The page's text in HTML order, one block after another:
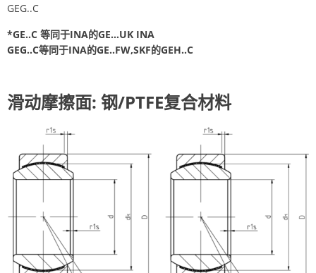
GEG..C
*GE..C 等同于INA的GE…UK INA
GEG..C等同于INA的GE..FW,SKF的GEH..C
滑动摩擦面: 钢/PTFE复合材料